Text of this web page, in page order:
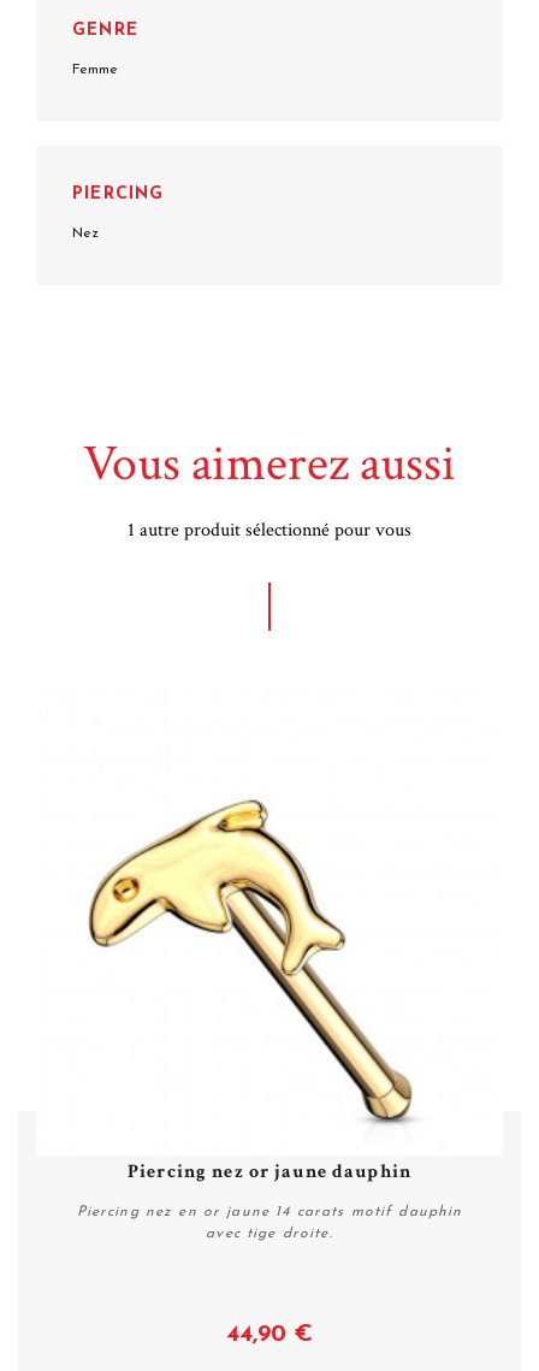
GENRE
Femme
PIERCING
Nez
Vous aimerez aussi
1 autre produit sélectionné pour vous
Piercing nez or jaune dauphin
Piercing nez en or jaune 14 carats motif dauphin
avec tige droite.
44,90 €